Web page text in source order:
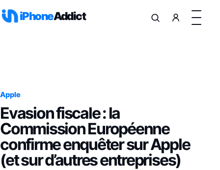
iPhoneAddict
Apple
Evasion fiscale : la
Commission Européenne
confirme enquêter sur Apple
(et sur d’autres entreprises)